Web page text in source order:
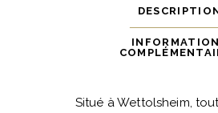
Situé à Wettolsheim,